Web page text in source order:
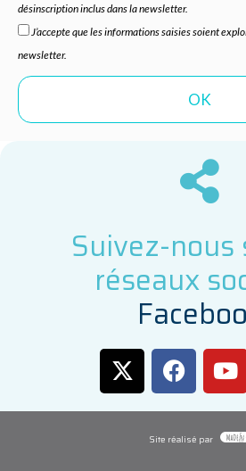
désinscription inclus dans la newsletter.
J’accepte que les informations saisies soient
newsletter.
Suivez-nous
réseaux
Faceboo
Site réalisé par